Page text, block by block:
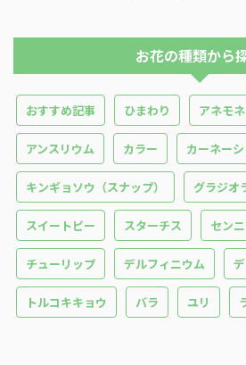
お花の種類から
おすすめ記事 ひまわり アネモネ
アンスリウム カラー カーネー
キンギョソウ（スナップ） グラジオ
スイートピー スターチス セン
チューリップ デルフィニウム
トルコキキョウ バラ ユリ